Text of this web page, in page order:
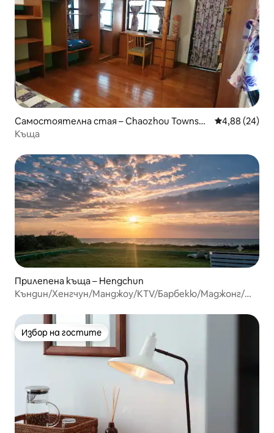
Самостоятелна стая – Chaozhou Townshi
p
Средна
4,88 (24)
Къща
Прилепена къща – Hengchun
Къндин/Хенгчун/Манджоу/KTV/Барбекю/Маджонг/
души, цялото място
Избор на гостите
Избор на гостите